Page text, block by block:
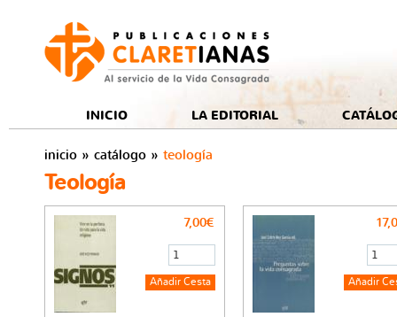
INICIO LA EDITORIAL
inicio » catálogo » teología
Teología
7,00€